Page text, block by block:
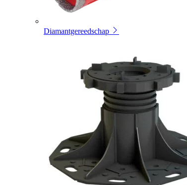
Diamantgereedschap